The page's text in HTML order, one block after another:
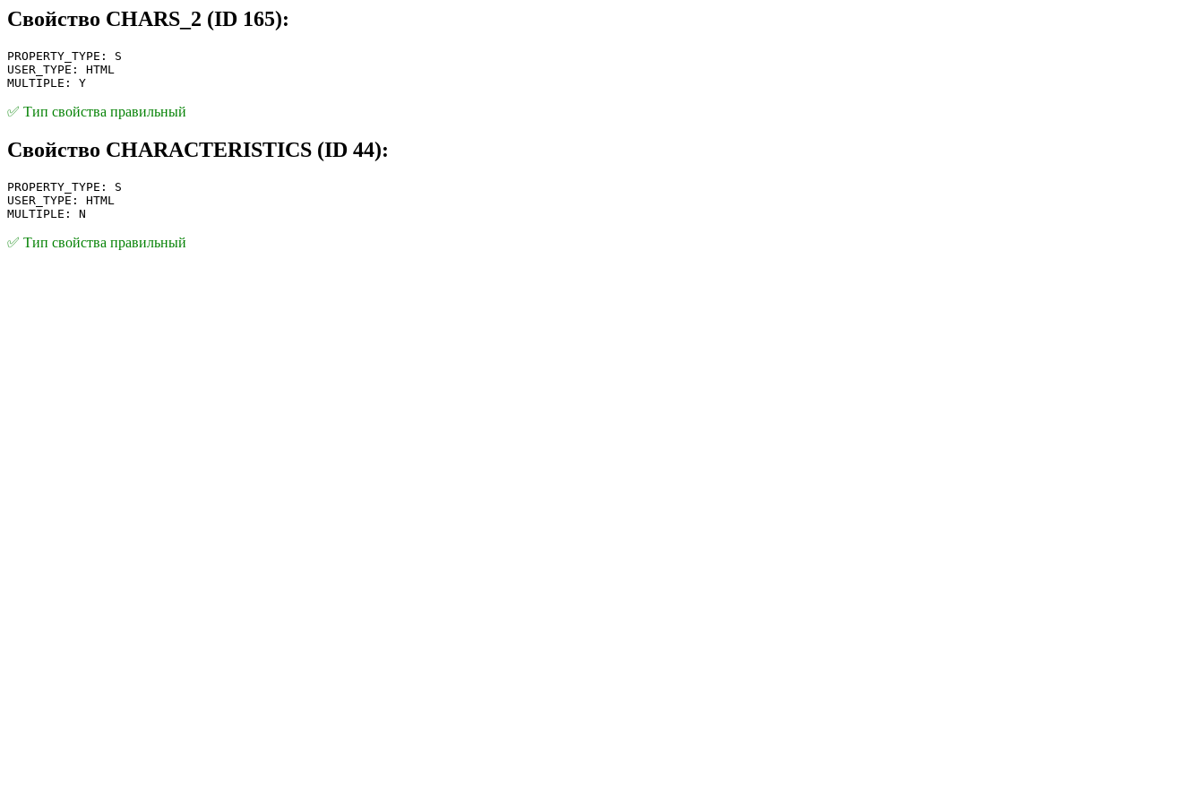
Свойство CHARS_2 (ID 165):
PROPERTY_TYPE: S
USER_TYPE: HTML
MULTIPLE: Y
✅ Тип свойства правильный
Свойство CHARACTERISTICS (ID 44):
PROPERTY_TYPE: S
USER_TYPE: HTML
MULTIPLE: N
✅ Тип свойства правильный